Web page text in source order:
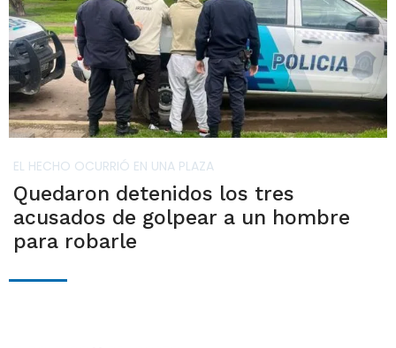
EL HECHO OCURRIÓ EN UNA PLAZA
Quedaron detenidos los tres
acusados de golpear a un hombre
para robarle